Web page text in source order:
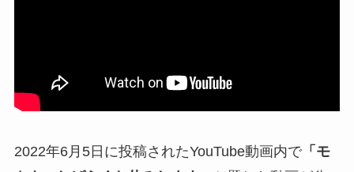
2022年6月5日に投稿されたYouTube動画内で「モ